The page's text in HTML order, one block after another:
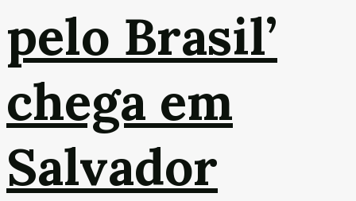
pelo Brasil’
chega em
Salvador